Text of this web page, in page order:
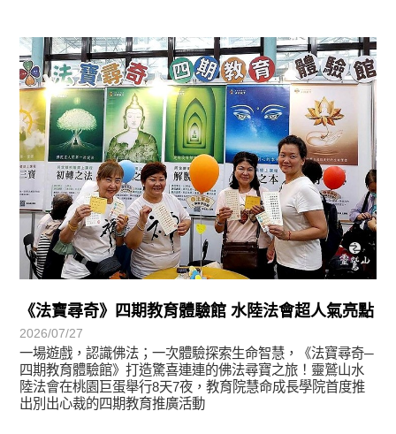
《法寶尋奇》四期教育體驗館 水陸法會超人氣亮點
2026/07/27
一場遊戲，認識佛法；一次體驗探索生命智慧，《法寶尋奇─
四期教育體驗館》打造驚喜連連的佛法尋寶之旅！靈鷲山水
陸法會在桃園巨蛋舉行8天7夜，教育院慧命成長學院首度推
出別出心裁的四期教育推廣活動
學習分享